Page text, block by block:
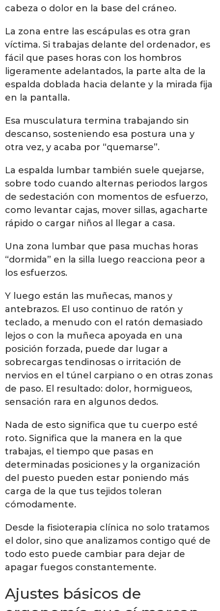
cabeza o dolor en la base del cráneo.
La zona entre las escápulas es otra gran
víctima. Si trabajas delante del ordenador, es
fácil que pases horas con los hombros
ligeramente adelantados, la parte alta de la
espalda doblada hacia delante y la mirada fija
en la pantalla.
Esa musculatura termina trabajando sin
descanso, sosteniendo esa postura una y
otra vez, y acaba por “quemarse”.
La espalda lumbar también suele quejarse,
sobre todo cuando alternas periodos largos
de sedestación con momentos de esfuerzo,
como levantar cajas, mover sillas, agacharte
rápido o cargar niños al llegar a casa.
Una zona lumbar que pasa muchas horas
“dormida” en la silla luego reacciona peor a
los esfuerzos.
Y luego están las muñecas, manos y
antebrazos. El uso continuo de ratón y
teclado, a menudo con el ratón demasiado
lejos o con la muñeca apoyada en una
posición forzada, puede dar lugar a
sobrecargas tendinosas o irritación de
nervios en el túnel carpiano o en otras zonas
de paso. El resultado: dolor, hormigueos,
sensación rara en algunos dedos.
Nada de esto significa que tu cuerpo esté
roto. Significa que la manera en la que
trabajas, el tiempo que pasas en
determinadas posiciones y la organización
del puesto pueden estar poniendo más
carga de la que tus tejidos toleran
cómodamente.
Desde la fisioterapia clínica no solo tratamos
el dolor, sino que analizamos contigo qué de
todo esto puede cambiar para dejar de
apagar fuegos constantemente.
Ajustes básicos de